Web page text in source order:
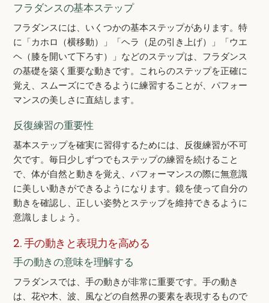
フラダンスの基本ステップ
フラダンスには、いくつかの基本ステップがあります。特
に「カホロ（横移動）」「ヘラ（足の引き上げ）」「ウエ
ヘ（膝を開いて下ろす）」などのステップは、フラダンス
の基礎を築く重要な動きです。これらのステップを正確に
覚え、スムーズにできるように練習することが、パフォー
マンスの美しさに直結します。
反復練習の重要性
基本ステップを確実に習得するためには、反復練習が不可
欠です。毎日少しずつでもステップの練習を続けること
で、体が自然と動きを覚え、パフォーマンスの際に無意識
に美しい動きができるようになります。鏡を使って自分の
動きを確認し、正しい姿勢とステップを維持できるように
意識しましょう。
2. 手の動きと表現力を高める
手の動きの意味を理解する
フラダンスでは、手の動きが非常に重要です。手の動き
は、花や木、波、風などの自然界の要素を表現するもので